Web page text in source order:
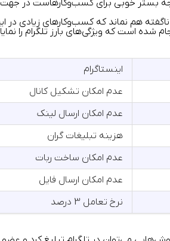
بستر خوبی برای کسب‌وکارهاست در
هم نماند که کسب‌وکارهای زیادی
است که ویژگی‌های بارز تلگرام را
اینستاگرام
عدم امکان تشکیل کانال
عدم امکان ارسال لینک
هزینه تبلیغات گران
عدم امکان ساخت ربات
عدم امکان ارسال فایل
نرخ تعامل 3 درصد